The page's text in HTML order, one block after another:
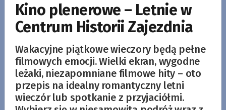
Kino plenerowe – Letnie w
Centrum Historii Zajezdnia
Wakacyjne piątkowe wieczory będą pełne
filmowych emocji. Wielki ekran, wygodne
leżaki, niezapomniane filmowe hity – oto
przepis na idealny romantyczny letni
wieczór lub spotkanie z przyjaciółmi.